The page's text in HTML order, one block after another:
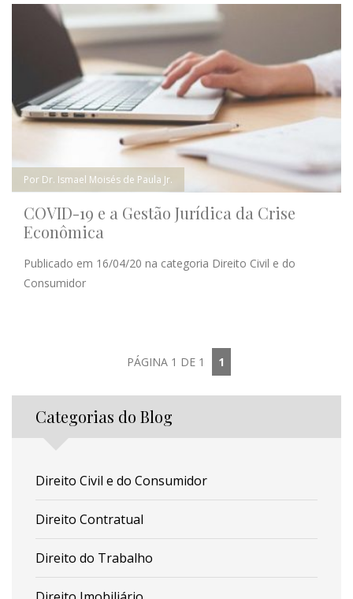
Por Dr. Ismael Moisés de Paula Jr.
COVID-19 e a Gestão Jurídica da Crise
Econômica
Publicado em 16/04/20 na categoria Direito Civil e do
Consumidor
PÁGINA 1 DE 1 1
Categorias do Blog
Direito Civil e do Consumidor
Direito Contratual
Direito do Trabalho